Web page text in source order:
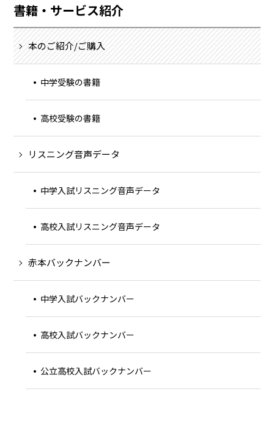
書籍・サービス紹介
本のご紹介/ご購入
中学受験の書籍
高校受験の書籍
リスニング音声データ
中学入試リスニング音声データ
高校入試リスニング音声データ
赤本バックナンバー
中学入試バックナンバー
高校入試バックナンバー
公立高校入試バックナンバー